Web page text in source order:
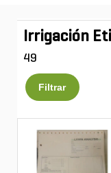
Irrigación
49
Filtrar